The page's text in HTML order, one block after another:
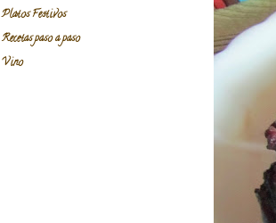
Platos Festivos
Recetas paso a paso
Vino